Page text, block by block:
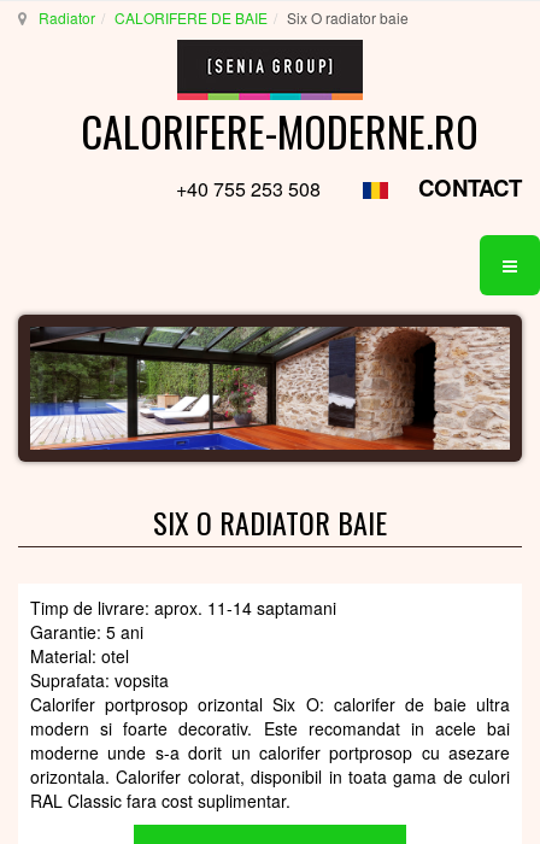
Radiator CALORIFERE DE BAIE Six O radiator baie
CALORIFERE-MODERNE.RO
+40 755 253 508 CONTACT
SIX O RADIATOR BAIE
Timp de livrare: aprox. 11-14 saptamani
Garantie: 5 ani
Material: otel
Suprafata: vopsita
Calorifer portprosop orizontal Six O: calorifer de baie ultra
modern si foarte decorativ. Este recomandat in acele bai
moderne unde s-a dorit un calorifer portprosop cu asezare
orizontala. Calorifer colorat, disponibil in toata gama de culori
RAL Classic fara cost suplimentar.